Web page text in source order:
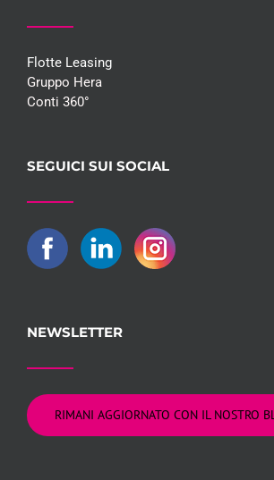
Flotte Leasing
Gruppo Hera
Conti 360°
SEGUICI SUI SOCIAL
NEWSLETTER
RIMANI AGGIORNATO CON IL NOSTRO